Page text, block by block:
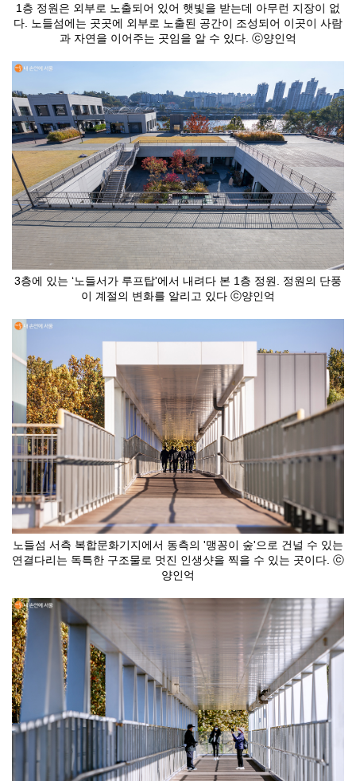
1층 정원은 외부로 노출되어 있어 햇빛을 받는데 아무런 지장이 없
다. 노들섬에는 곳곳에 외부로 노출된 공간이 조성되어 이곳이 사람
과 자연을 이어주는 곳임을 알 수 있다. ⓒ양인억
3층에 있는 ‘노들서가 루프탑'에서 내려다 본 1층 정원. 정원의 단풍
이 계절의 변화를 알리고 있다 ⓒ양인억
노들섬 서측 복합문화기지에서 동측의 '맹꽁이 숲'으로 건널 수 있는
연결다리는 독특한 구조물로 멋진 인생샷을 찍을 수 있는 곳이다. ⓒ
양인억